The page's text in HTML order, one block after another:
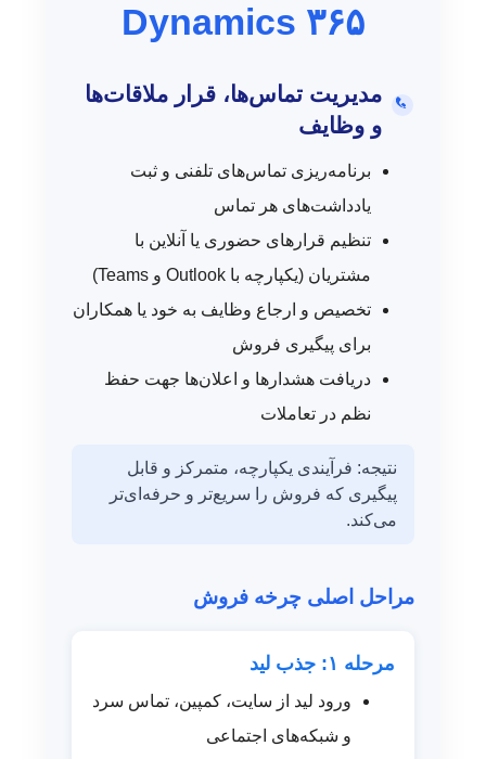
Dynamics ۳۶۵
مدیریت تماس‌ها، قرار ملاقات‌ها
و وظایف
برنامه‌ریزی تماس‌های تلفنی و ثبت
یادداشت‌های هر تماس
تنظیم قرارهای حضوری یا آنلاین با
مشتریان (یکپارچه با Outlook و Teams)
تخصیص و ارجاع وظایف به خود یا همکاران
برای پیگیری فروش
دریافت هشدارها و اعلان‌ها جهت حفظ
نظم در تعاملات
نتیجه: فرآیندی یکپارچه، متمرکز و قابل
پیگیری که فروش را سریع‌تر و حرفه‌ای‌تر
می‌کند.
مراحل اصلی چرخه فروش
مرحله ۱: جذب لید
ورود لید از سایت، کمپین، تماس سرد
و شبکه‌های اجتماعی